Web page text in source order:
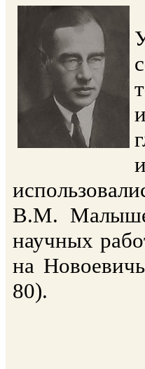
В.М.
научных
на
80).